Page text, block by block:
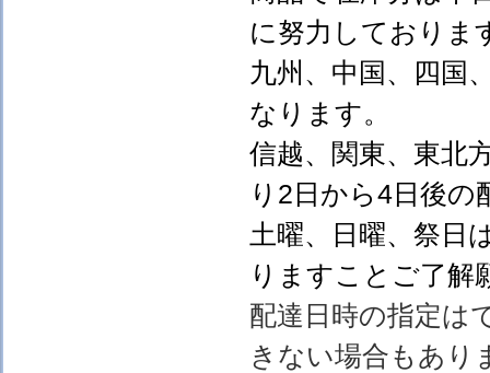
に努力しておりま
九州、中国、四国
なります。
信越、関東、東北
り2日から4日後の
土曜、日曜、祭日
りますことご了解
配達日時の指定は
きない場合もあり